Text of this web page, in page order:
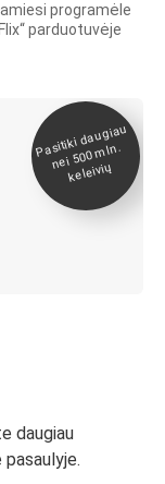
programėle
parduotuvėje
Pasitiki daugiau
nei 500
mln.
keleivių
daugiau